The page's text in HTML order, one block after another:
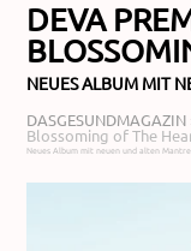
DEVA
NEUES ALBUM MIT
DASGESUNDMAGAZIN
Blossoming of The
Neues Album mit neuen und alten